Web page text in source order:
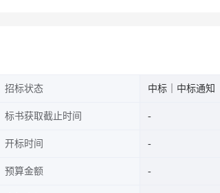
招标状态 中标｜中标通知
标书获取截止时间
开标时间
预算金额